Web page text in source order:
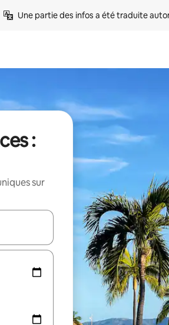
Une partie des infos a été traduite
:
sur
les en utilisant les flèches vers le haut